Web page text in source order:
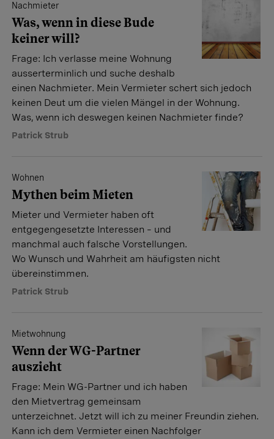
Nachmieter
Was, wenn in diese Bude
keiner will?
Frage: Ich verlasse meine Wohnung
ausserterminlich und suche deshalb
einen Nachmieter. Mein Vermieter schert sich jedoch
keinen Deut um die vielen Mängel in der Wohnung.
Was, wenn ich deswegen keinen Nachmieter finde?
Patrick Strub
Wohnen
Mythen beim Mieten
Mieter und Vermieter haben oft
entgegengesetzte Interessen – und
manchmal auch falsche Vorstellungen.
Wo Wunsch und Wahrheit am häufigsten nicht
übereinstimmen.
Patrick Strub
Mietwohnung
Wenn der WG-Partner
auszieht
Frage: Mein WG-Partner und ich haben
den Mietvertrag gemeinsam
unterzeichnet. Jetzt will ich zu meiner Freundin ziehen.
Kann ich dem Vermieter einen Nachfolger